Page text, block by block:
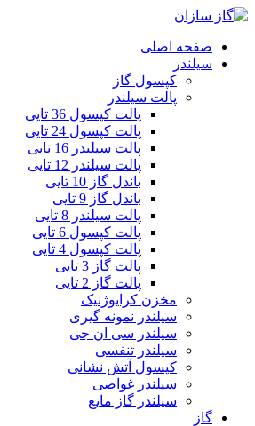
صفحه اصلی
سیلندر
کپسول گاز
پالت سیلندر
پالت کپسول 36 تایی
پالت کپسول 24 تایی
پالت سیلندر 16 تایی
پالت سیلندر 12 تایی
باندل گاز 10 تایی
باندل گاز 9 تایی
پالت سیلندر 8 تایی
پالت کپسول 6 تایی
پالت کپسول 4 تایی
پالت گاز 3 تایی
پالت گاز 2 تایی
مخزن کرایوژنیک
سیلندر نمونه گیری
سیلندر سی ان جی
سیلندر تنفسی
کپسول آتش نشانی
سیلندر غواصی
سیلندر گاز مایع
گاز